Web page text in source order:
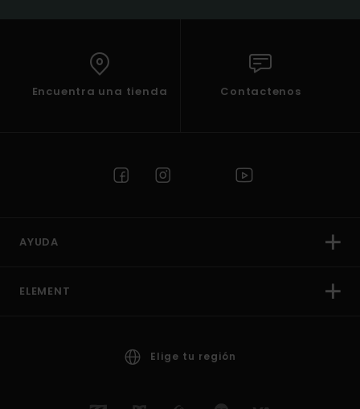
Encuentra una tienda Contactenos
AYUDA
ELEMENT
Elige tu región